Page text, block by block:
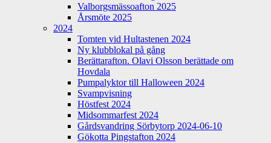
Valborgsmässoafton 2025
Årsmöte 2025
2024
Tomten vid Hultastenen 2024
Ny klubblokal på gång
Berättarafton. Olavi Olsson berättade om
Hovdala
Pumpalyktor till Halloween 2024
Svampvisning
Höstfest 2024
Midsommarfest 2024
Gårdsvandring Sörbytorp 2024-06-10
Gökotta Pingstafton 2024